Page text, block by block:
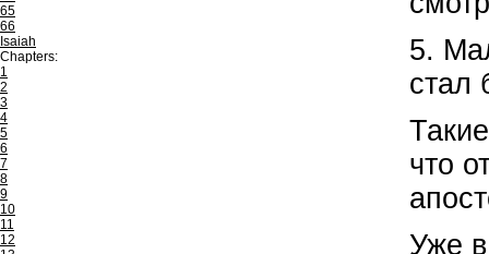
65
66
Isaiah
Chapters:
1
2
3
4
5
6
7
8
9
10
11
12
5.
стал
что
Уже